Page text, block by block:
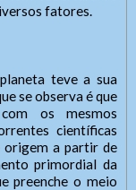
fatores.
teve a sua
se observa é que
os mesmos
científicas
origem a partir de
primordial da
preenche o meio
neque eleifend
convallis
amet purus et